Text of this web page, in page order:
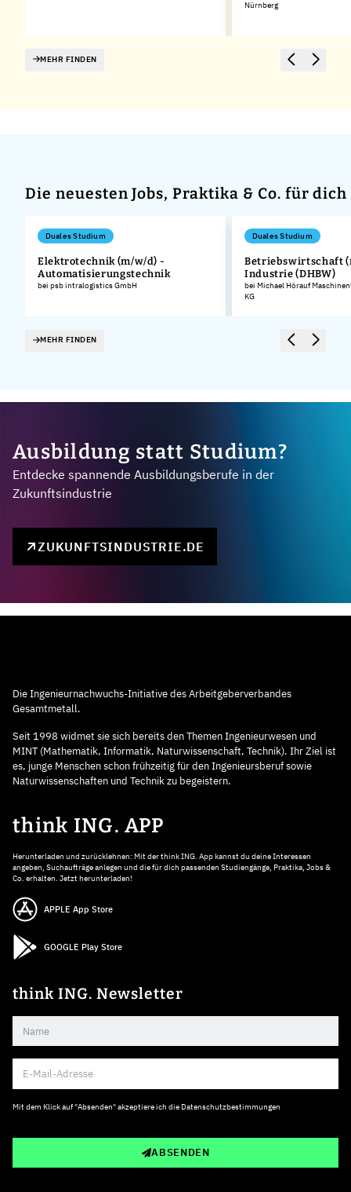
Nürnberg
MEHR FINDEN
Die neuesten Jobs, Praktika & Co. für dich
Duales Studium
Elektrotechnik (m/w/d) -
Automatisierungstechnik
bei psb intralogistics GmbH
Duales Studium
Betriebswirtschaft
Industrie (DHBW)
bei Michael Hörauf
KG
MEHR FINDEN
Ausbildung statt Studium?
Entdecke spannende Ausbildungsberufe in der
Zukunftsindustrie
ZUKUNFTSINDUSTRIE.DE
Die Ingenieurnachwuchs-Initiative des Arbeitgeberverbandes
Gesamtmetall.
Seit 1998 widmet sie sich bereits den Themen Ingenieurwesen und
MINT (Mathematik, Informatik, Naturwissenschaft, Technik). Ihr Ziel ist
es, junge Menschen schon frühzeitig für den Ingenieursberuf sowie
Naturwissenschaften und Technik zu begeistern.
think ING. APP
Herunterladen und zurücklehnen: Mit der think ING. App kannst du deine Interessen
angeben, Suchaufträge anlegen und die für dich passenden Studiengänge, Praktika, Jobs &
Co. erhalten. Jetzt herunterladen!
APPLE App Store
GOOGLE Play Store
think ING. Newsletter
Mit dem Klick auf "Absenden" akzeptiere ich die Datenschutzbestimmungen
ABSENDEN